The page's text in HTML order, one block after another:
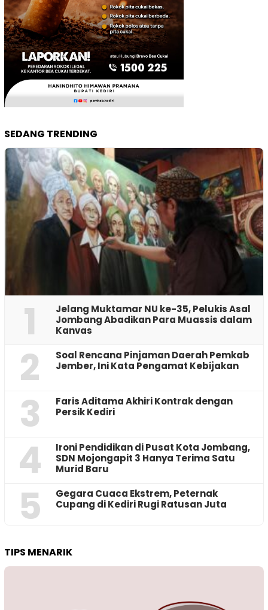
SEDANG TRENDING
1
Jelang Muktamar NU ke-35, Pelukis Asal
Jombang Abadikan Para Muassis dalam
Kanvas
2
‎Soal Rencana Pinjaman Daerah Pemkab
Jember, Ini Kata Pengamat Kebijakan ‎
3
Faris Aditama Akhiri Kontrak dengan
Persik Kediri
4
Ironi Pendidikan di Pusat Kota Jombang,
SDN Mojongapit 3 Hanya Terima Satu
Murid Baru
5
‎Gegara Cuaca Ekstrem, Peternak
Cupang di Kediri Rugi Ratusan Juta
TIPS MENARIK